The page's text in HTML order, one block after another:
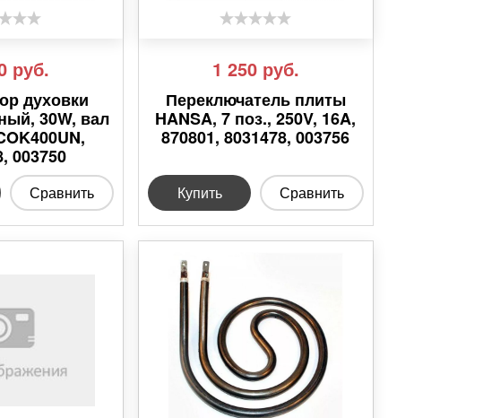
руб.
духовки
30W, вал
003750
Сравнить
1 250 руб.
Переключатель плиты
HANSA, 7 поз., 250V, 16A,
870801, 8031478, 003756
Купить Сравнить